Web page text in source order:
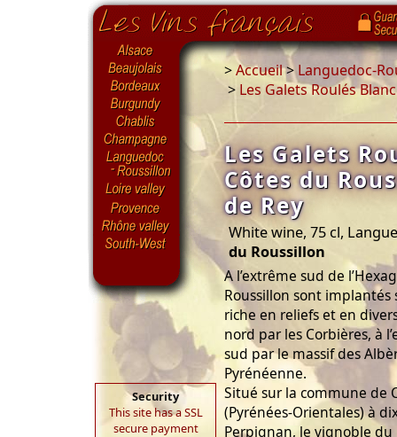
Security
This site has a SSL
secure payment
>Accueil>Languedoc-
> Les Galets Roulés
Les Galets
Côtes du
de Rey
White wine, 75 cl,
du Roussillon
A l’extrême sud de
Roussillon sont
riche en reliefs et en
nord par les Corbières, à
sud par le massif des
Pyrénéenne.
Situé sur la commune de
(Pyrénées-Orientales) à
Perpignan, le vignoble du